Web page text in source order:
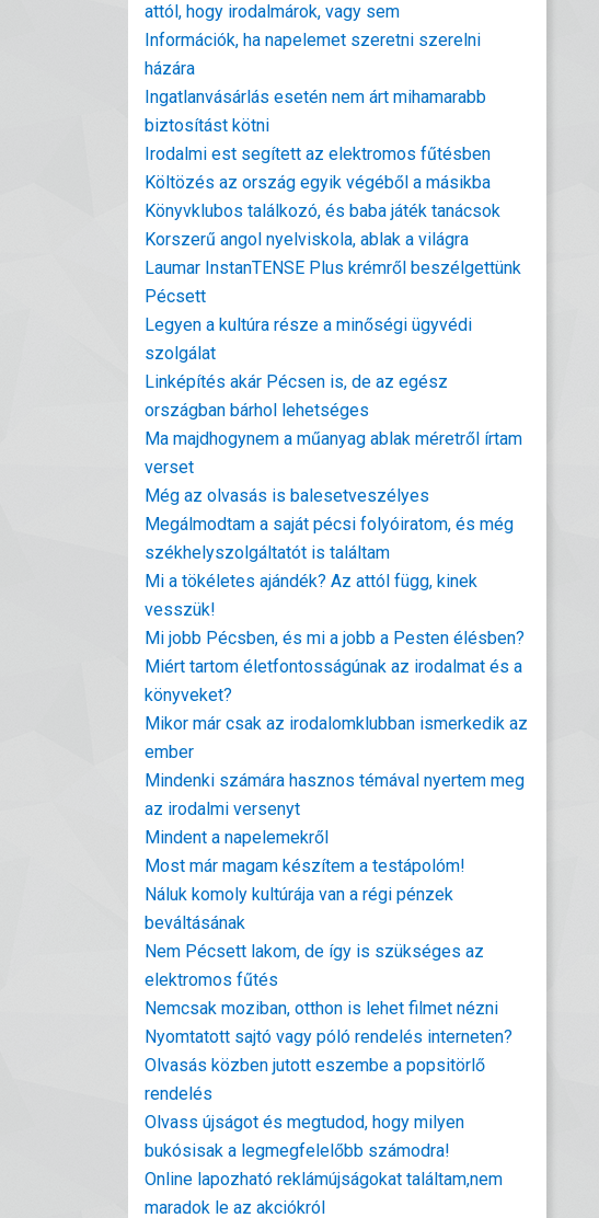
attól, hogy irodalmárok, vagy sem
Információk, ha napelemet szeretni szerelni
házára
Ingatlanvásárlás esetén nem árt mihamarabb
biztosítást kötni
Irodalmi est segített az elektromos fűtésben
Költözés az ország egyik végéből a másikba
Könyvklubos találkozó, és baba játék tanácsok
Korszerű angol nyelviskola, ablak a világra
Laumar InstanTENSE Plus krémről beszélgettünk
Pécsett
Legyen a kultúra része a minőségi ügyvédi
szolgálat
Linképítés akár Pécsen is, de az egész
országban bárhol lehetséges
Ma majdhogynem a műanyag ablak méretről írtam
verset
Még az olvasás is balesetveszélyes
Megálmodtam a saját pécsi folyóiratom, és még
székhelyszolgáltatót is találtam
Mi a tökéletes ajándék? Az attól függ, kinek
vesszük!
Mi jobb Pécsben, és mi a jobb a Pesten élésben?
Miért tartom életfontosságúnak az irodalmat és a
könyveket?
Mikor már csak az irodalomklubban ismerkedik az
ember
Mindenki számára hasznos témával nyertem meg
az irodalmi versenyt
Mindent a napelemekről
Most már magam készítem a testápolóm!
Náluk komoly kultúrája van a régi pénzek
beváltásának
Nem Pécsett lakom, de így is szükséges az
elektromos fűtés
Nemcsak moziban, otthon is lehet filmet nézni
Nyomtatott sajtó vagy póló rendelés interneten?
Olvasás közben jutott eszembe a popsitörlő
rendelés
Olvass újságot és megtudod, hogy milyen
bukósisak a legmegfelelőbb számodra!
Online lapozható reklámújságokat találtam,nem
maradok le az akciókról